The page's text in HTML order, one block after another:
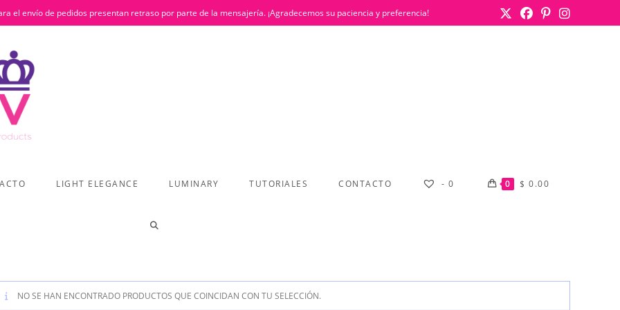
el envío de pedidos presentan retraso por parte de la mensajería. ¡Agradecemos su paciencia y preferencia!
LIGHT ELEGANCE LUMINARY TUTORIALES CONTACTO - 0 0 $ 0.00
ALTERNAR
NO SE HAN ENCONTRADO PRODUCTOS QUE COINCIDAN CON TU SELECCIÓN.